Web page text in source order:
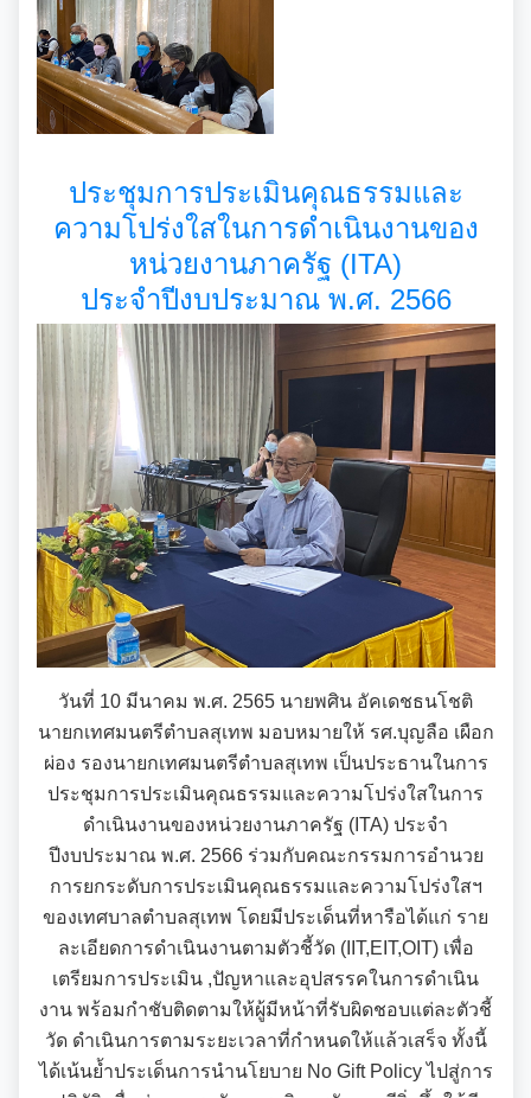
รายงานผลการดำเนินการตามแผนการส่งเสริมวินัย
มาตรการตรวจสอบการใช้ดุลยพินิจ
เจตจำนงทางการเมืองการต่อต้านการทุจริตของผู้
บริหาร
เจตนารมณ์การป้องกันและต่อต้านการทุจริตคอร์ชั่น
การขับเคลื่อนนโยบาย No Gift Policy
ประกาศเจตนารมณ์นโยบาย No Gift Policy
การขับเคลื่อนนโยบาย No Gift Policy จากการปฏิบัติ
หน้าที่
รายงานผลการดำเนินงานตามนโยบาย No Gift
Policy
หลักเกณฑ์การรับทรัพย์สินหรือประโยชน์อื่นใดโดย
ธรรมจรรยาของเจ้าพนักงานของรัฐ
มาตรการส่งเสริมคุณธรรมและความโปร่งใส
การนำผลการประเมิน ITA ไปสู่การพัฒนาองค์กร
รายงานผลการดำเนินการเพื่อส่งเสริมคุณธรรมและ
ความโปร่งใสภายในหน่วยงานประจำปี
มาตรการให้ผู้มีส่วนได้เสียมีส่วนร่วม
มาตรการส่งเสริมความโปร่งใสในการจัดซื้อ/จ้าง
มาตรการป้องกันการรับสินบน
มาตรการเผยแพร่ข้อมูลสาธารณะ
แผนปฏิบัติการป้องกันการทุจริต
กฏหมายที่เกี่ยวข้อง
รายงานทางการเงิน
รายรับ-รายจ่ายประจำเดือน
งบแสดงฐานะการเงินประจำปี
รายงานอื่นๆ
รายงานผลการตรวจสอบงบการเงิน
ข้อมูลการดำเนินงานอื่นๆ
รายงานการประเมินประสิทธิภาพของ อปท. (LPA)
การส่งเสริมคุณธรรมและการป้องกันการทุจริต
รายงานการประชุมต่างๆ
รายงานการประชุมพนักงาน
การประชุมพิจารณาการทบทวน เทศบัญญัติเทศบาล
โครงการอนุรักษ์พันธุกรรมพืชฯ
งานที่ 1 งานปกปักทรัพยากรท้องถิ่น
งานที่ 2 การสำรวจเก็บข้อมูลทรัพยากรท้องถิ่น
งานที่ 3 งานปลูกปักรักษาทรัพยากรท้องถิ่น
การบริหารจัดการสิ่งแวดล้อม
Green Office
เมืองสิ่งแวดล้อมยั่งยืน
งานตรวจสอบภายใน
การตรวจสอบภายใน
งานกิจการสภาฯ
ประชุมการประเมินคุณธรรมและ
ความโปร่งใสในการดำเนินงานของ
หน่วยงานภาครัฐ (ITA)
ประจำปีงบประมาณ พ.ศ. 2566
วันที่ 10 มีนาคม พ.ศ. 2565 นายพศิน อัคเดชธนโชติ
นายกเทศมนตรีตำบลสุเทพ มอบหมายให้ รศ.บุญลือ เผือก
ผ่อง รองนายกเทศมนตรีตำบลสุเทพ เป็นประธานในการ
ประชุมการประเมินคุณธรรมและความโปร่งใสในการ
ดำเนินงานของหน่วยงานภาครัฐ (ITA) ประจำ
ปีงบประมาณ พ.ศ. 2566 ร่วมกับคณะกรรมการอำนวย
การยกระดับการประเมินคุณธรรมและความโปร่งใสฯ
ของเทศบาลตำบลสุเทพ โดยมีประเด็นที่หารือได้แก่ ราย
ละเอียดการดำเนินงานตามตัวชี้วัด (IIT,EIT,OIT) เพื่อ
เตรียมการประเมิน ,ปัญหาและอุปสรรคในการดำเนิน
งาน พร้อมกำชับติดตามให้ผู้มีหน้าที่รับผิดชอบแต่ละตัวชี้
วัด ดำเนินการตามระยะเวลาที่กำหนดให้แล้วเสร็จ ทั้งนี้
ได้เน้นย้ำประเด็นการนำนโยบาย No Gift Policy ไปสู่การ